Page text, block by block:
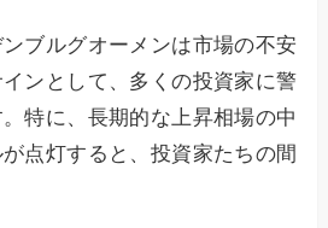
ブルグオーメンは市場の不安
ンとして、多くの投資家に警
特に、長期的な上昇相場の中
点灯すると、投資家たちの間